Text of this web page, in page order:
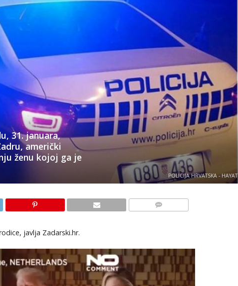
31. januara,
američki
ženu kojoj ga je
POLICIJA HRVATSKA - HAYAT
javlja Zadarski.hr.